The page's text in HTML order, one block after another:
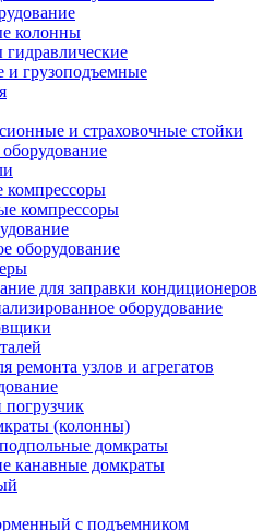
колонны
и грузоподъемные
и страховочные стойки
компрессоры
компрессоры
оборудование
для заправки кондиционеров
оборудование
ремонта узлов и агрегатов
(колонны)
домкраты
канавные домкраты
с подъемником